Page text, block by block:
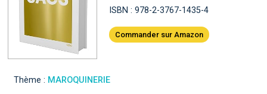
ISBN : 978-2-3767-1435-4
Commander sur Amazon
Thème : MAROQUINERIE